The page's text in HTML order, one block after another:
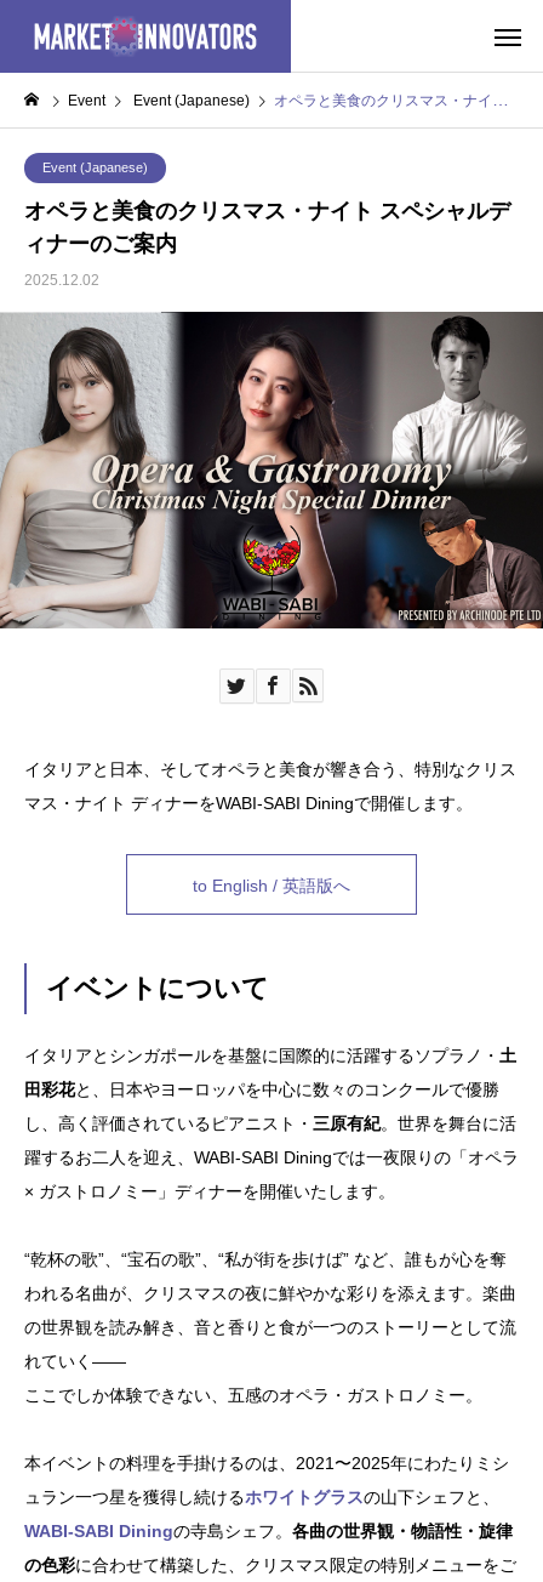
Event Event (Japanese) オペラと美食のクリスマス・ナイト スペシャルディナーのご案内
Event (Japanese)
オペラと美食のクリスマス・ナイト スペシャルデ
ィナーのご案内
2025.12.02
イタリアと日本、そしてオペラと美食が響き合う、特別なクリス
マス・ナイト ディナーをWABI-SABI Diningで開催します。
to English / 英語版へ
イベントについて
イタリアとシンガポールを基盤に国際的に活躍するソプラノ・ 土
田彩花と、日本やヨーロッパを中心に数々のコンクールで優勝
し、高く評価されているピアニスト・ 三原有紀。世界を舞台に活
躍するお二人を迎え、WABI-SABI Diningでは一夜限りの「オペラ
× ガストロノミー」ディナーを開催いたします。
“乾杯の歌”、“宝石の歌”、“私が街を歩けば” など、誰もが心を奪
われる名曲が、クリスマスの夜に鮮やかな彩りを添えます。楽曲
の世界観を読み解き、音と香りと食が一つのストーリーとして流
れていく——
ここでしか体験できない、五感のオペラ・ガストロノミー。
本イベントの料理を手掛けるのは、2021〜2025年にわたりミシ
ュラン一つ星を獲得し続けるホワイトグラスの山下シェフと、
WABI-SABI Diningの寺島シェフ。 各曲の世界観・物語性・旋律
の色彩に合わせて構築した、クリスマス限定の特別メニューをご